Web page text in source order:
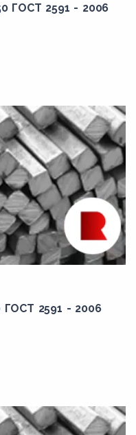
ГОСТ 2591 - 2006
ГОСТ 2591 - 2006